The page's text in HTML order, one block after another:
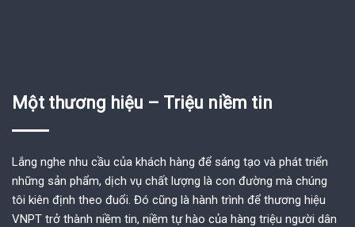
Một thương hiệu – Triệu niềm tin
Lắng nghe nhu cầu của khách hàng để sáng tạo và phát triển
những sản phẩm, dịch vụ chất lượng là con đường mà chúng
tôi kiên định theo đuổi. Đó cũng là hành trình để thương hiệu
VNPT trở thành niềm tin, niềm tự hào của hàng triệu người dân